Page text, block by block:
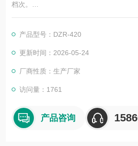
档次。
采用组合模具更换方便，一机多用，模具
统。
豆腐块全自动真空包装机
产品型号：DZR-420
更新时间：2026-05-24
厂商性质：生产厂家
访问量：1761
产品咨询